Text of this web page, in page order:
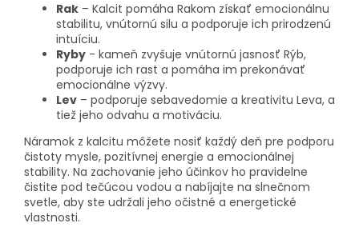
Rak – Kalcit pomáha Rakom získať emocionálnu
stabilitu, vnútornú silu a podporuje ich prirodzenú
intuíciu.
Ryby - kameň zvyšuje vnútornú jasnosť Rýb,
podporuje ich rast a pomáha im prekonávať
emocionálne výzvy.
Lev – podporuje sebavedomie a kreativitu Leva, a
tiež jeho odvahu a motiváciu.
Náramok z kalcitu môžete nosiť každý deň pre podporu
čistoty mysle, pozitívnej energie a emocionálnej
stability. Na zachovanie jeho účinkov ho pravidelne
čistite pod tečúcou vodou a nabíjajte na slnečnom
svetle, aby ste udržali jeho očistné a energetické
vlastnosti.